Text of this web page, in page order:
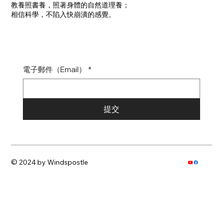
教養照書養，照著身體的自然道理養；
​相信科學，不陷入快崩潰的感覺。
電子郵件（Email） *
提交
© 2024 by Windspostle